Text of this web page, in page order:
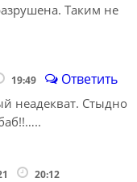
Таким не
19:49 Ответить
неадекват. Стыдно
20:12